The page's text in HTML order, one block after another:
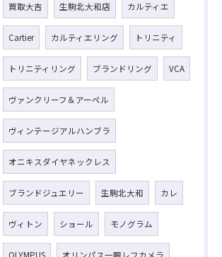
買取大吉 生駒北大和店 カルティエ
Cartier カルティエリング トリニティ
トリニティリング ブランドリング VCA
ヴァンクリーフ＆アーペル
ヴィンテージアルハンブラ
オニキスダイヤネックレス
ブランドジュエリー 生駒北大和 カレ
ヴィトン ショール モノグラム
気軽にお問い合わせください